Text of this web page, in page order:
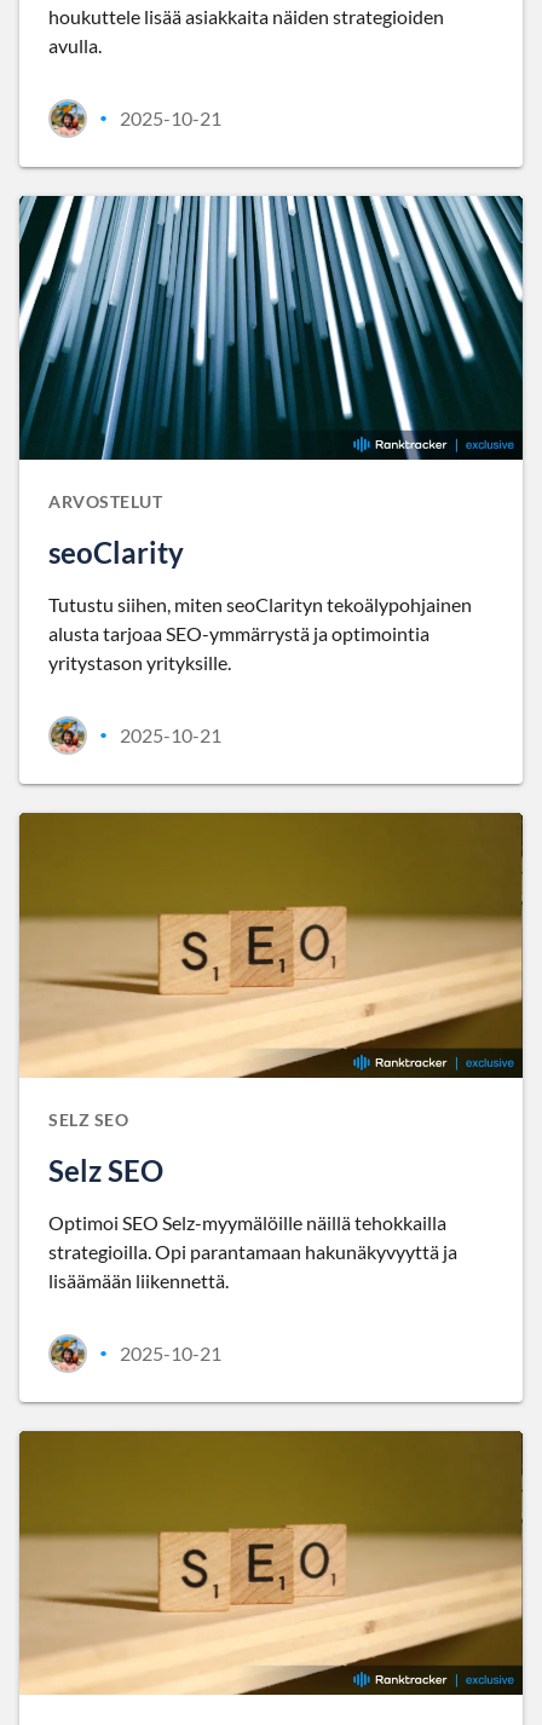
houkuttele lisää asiakkaita näiden strategioiden
avulla.
• 2025-10-21
ARVOSTELUT
seoClarity
Tutustu siihen, miten seoClarityn tekoälypohjainen
alusta tarjoaa SEO-ymmärrystä ja optimointia
yritystason yrityksille.
• 2025-10-21
SELZ SEO
Selz SEO
Optimoi SEO Selz-myymälöille näillä tehokkailla
strategioilla. Opi parantamaan hakunäkyvyyttä ja
lisäämään liikennettä.
• 2025-10-21